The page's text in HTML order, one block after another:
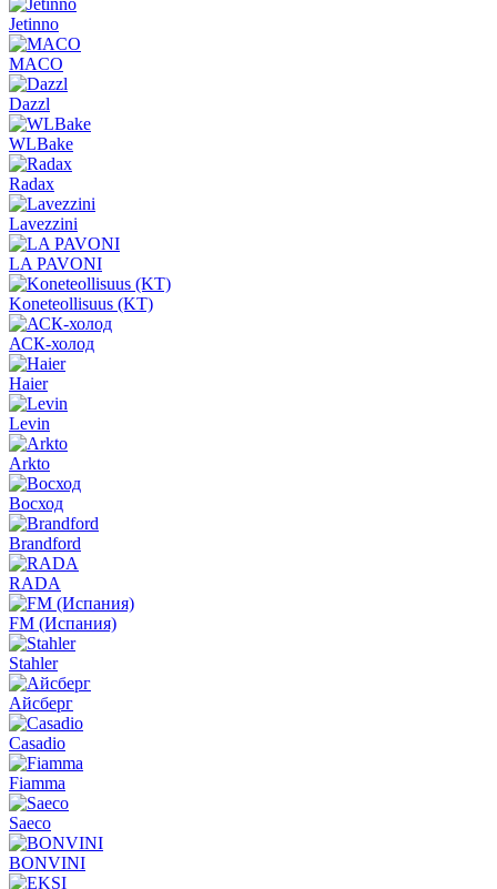
Jetinno
MACO
Dazzl
WLBake
Radax
Lavezzini
LA PAVONI
Koneteollisuus (KT)
АСК-холод
Haier
Levin
Arkto
Восход
Brandford
RADA
FM (Испания)
Stahler
Айсберг
Casadio
Fiamma
Saeco
BONVINI